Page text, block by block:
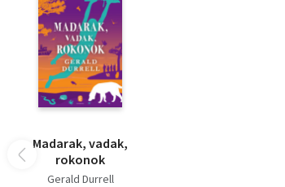
Madarak, vadak,
rokonok
Gerald Durrell